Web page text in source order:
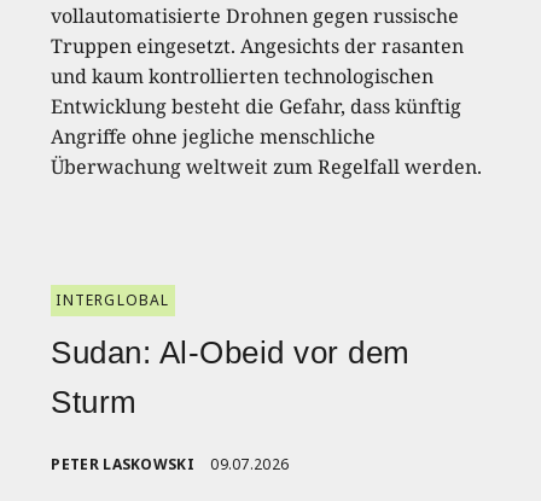
vollautomatisierte Drohnen gegen russische
Truppen eingesetzt. Angesichts der rasanten
und kaum kontrollierten technologischen
Entwicklung besteht die Gefahr, dass künftig
Angriffe ohne jegliche menschliche
Überwachung weltweit zum Regelfall werden.
INTERGLOBAL
Sudan: Al-Obeid vor dem
Sturm
PETER LASKOWSKI 09.07.2026